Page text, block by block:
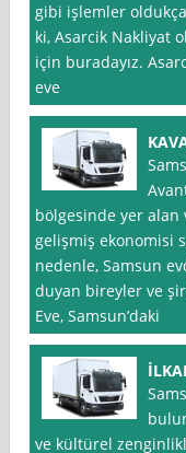
gibi işlemler
ki, Asarcik Nakliyat
için buradayız.
eve
bölgesinde yer alan
gelişmiş ekonomisi
nedenle, Samsun
duyan bireyler ve
Eve, Samsun’daki
ve kültürel